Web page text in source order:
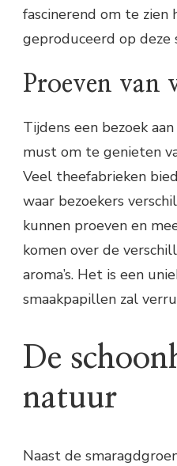
fascinerend om te
geproduceerd op deze
Proeven van
Tijdens een bezoek
must om te genieten
Veel theefabrieken
waar bezoekers
kunnen proeven en
komen over de
aroma’s. Het is een
smaakpapillen zal
De
natuur
Naast de